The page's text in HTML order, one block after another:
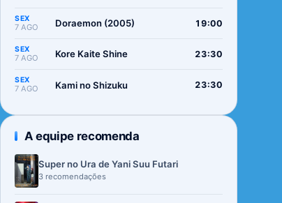
SEX
7 AGO Doraemon (2005) 19:00
SEX
7 AGO Kore Kaite Shine 23:30
SEX
7 AGO Kami no Shizuku 23:30
A equipe recomenda
Super no Ura de Yani Suu Futari
3 recomendações